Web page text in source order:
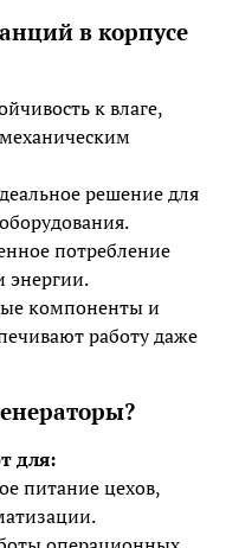
в корпусе
к влаге,
решение для
потребление
энергии.
компоненты и
работу даже
для:
питание цехов,